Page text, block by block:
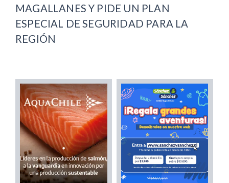
MAGALLANES Y PIDE UN PLAN
ESPECIAL DE SEGURIDAD PARA LA
REGIÓN